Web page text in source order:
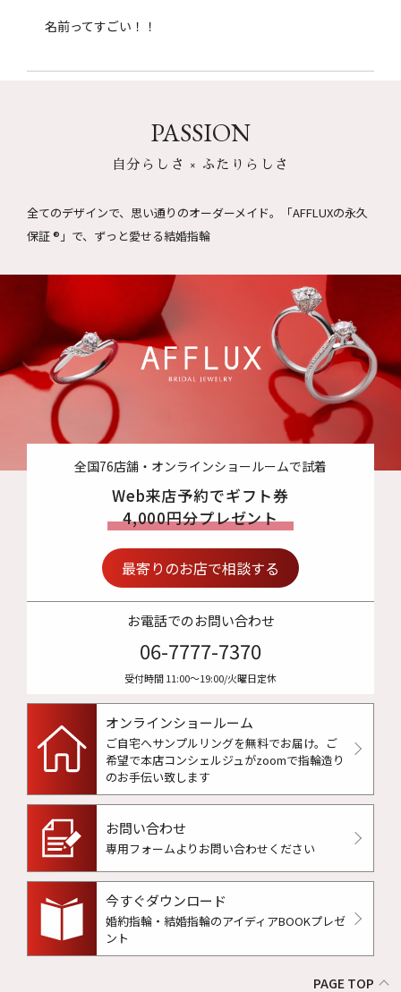
名前ってすごい！！
PASSION
自分らしさ × ふたりらしさ
全てのデザインで、思い通りのオーダーメイド。
「AFFLUXの永久
保証 ®」で、ずっと愛せる結婚指輪
全国76店舗・オンラインショールームで試着
Web来店予約でギフト券
4,000円分プレゼント
最寄りのお店で相談する
お電話でのお問い合わせ
06-7777-7370
受付時間 11:00〜19:00/火曜日定休
オンラインショールーム
ご自宅へサンプルリングを無料でお届け。 ご
希望で本店コンシェルジュがzoomで指輪造り
のお手伝い致します
お問い合わせ
専用フォームよりお問い合わせください
今すぐダウンロード
婚約指輪・結婚指輪のアイディアBOOKプレゼ
ント
PAGE TOP